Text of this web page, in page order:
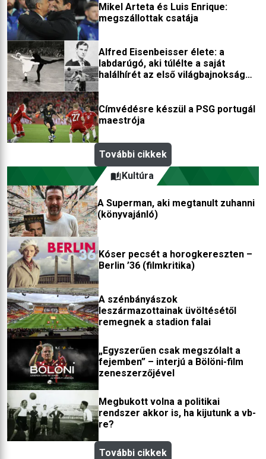
Mikel Arteta és Luis Enrique:
megszállottak csatája
Alfred Eisenbeisser élete: a
labdarúgó, aki túlélte a saját
halálhírét az első világbajnokság
Címvédésre készül a PSG portugál
maestrója
További cikkek
Kultúra
A Superman, aki megtanult zuhanni
(könyvajánló)
Kóser pecsét a horogkereszten –
Berlin ’36 (filmkritika)
A szénbányászok
leszármazottainak üvöltésétől
remegnek a stadion falai
„Egyszerűen csak megszólalt a
fejemben” – interjú a Bölöni-film
zeneszerzőjével
Megbukott volna a politikai
rendszer akkor is, ha kijutunk a vb-
re?
További cikkek